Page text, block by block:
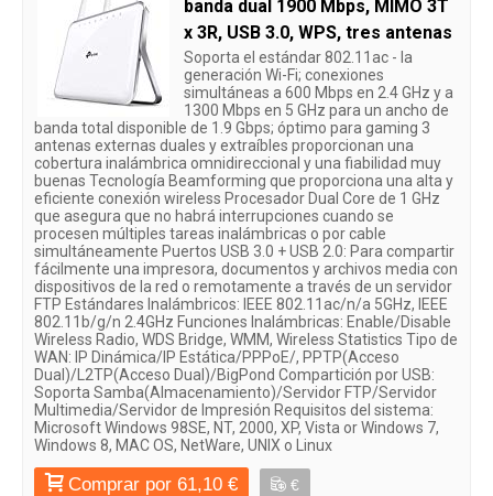
banda dual 1900 Mbps, MIMO 3T
x 3R, USB 3.0, WPS, tres antenas
Soporta el estándar 802.11ac - la
generación Wi-Fi; conexiones
simultáneas a 600 Mbps en 2.4 GHz y a
1300 Mbps en 5 GHz para un ancho de
banda total disponible de 1.9 Gbps; óptimo para gaming 3
antenas externas duales y extraíbles proporcionan una
cobertura inalámbrica omnidireccional y una fiabilidad muy
buenas Tecnología Beamforming que proporciona una alta y
eficiente conexión wireless Procesador Dual Core de 1 GHz
que asegura que no habrá interrupciones cuando se
procesen múltiples tareas inalámbricas o por cable
simultáneamente Puertos USB 3.0 + USB 2.0: Para compartir
fácilmente una impresora, documentos y archivos media con
dispositivos de la red o remotamente a través de un servidor
FTP Estándares Inalámbricos: IEEE 802.11ac/n/a 5GHz, IEEE
802.11b/g/n 2.4GHz Funciones Inalámbricas: Enable/Disable
Wireless Radio, WDS Bridge, WMM, Wireless Statistics Tipo de
WAN: IP Dinámica/IP Estática/PPPoE/, PPTP(Acceso
Dual)/L2TP(Acceso Dual)/BigPond Compartición por USB:
Soporta Samba(Almacenamiento)/Servidor FTP/Servidor
Multimedia/Servidor de Impresión Requisitos del sistema:
Microsoft Windows 98SE, NT, 2000, XP, Vista or Windows 7,
Windows 8, MAC OS, NetWare, UNIX o Linux
Comprar por 61,10 € €